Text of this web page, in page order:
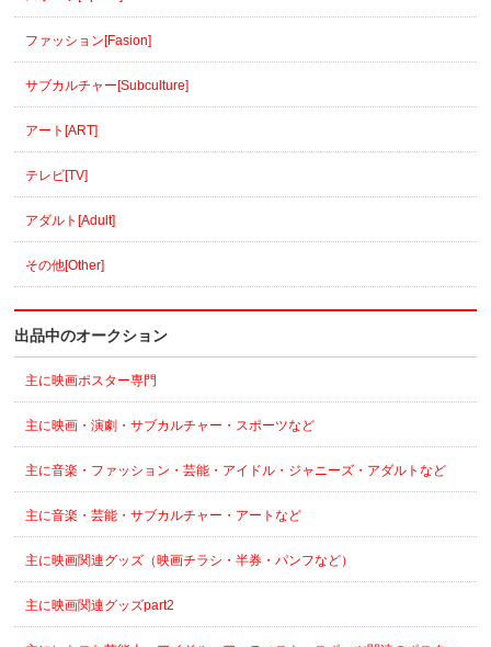
ファッション[Fasion]
サブカルチャー[Subculture]
アート[ART]
テレビ[TV]
アダルト[Adult]
その他[Other]
出品中のオークション
主に映画ポスター専門
主に映画・演劇・サブカルチャー・スポーツなど
主に音楽・ファッション・芸能・アイドル・ジャニーズ・アダルトなど
主に音楽・芸能・サブカルチャー・アートなど
主に映画関連グッズ（映画チラシ・半券・パンフなど）
主に映画関連グッズpart2